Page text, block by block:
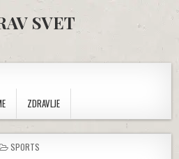
SVET
ZDRAVLJE
POSTED IN
SPORTS